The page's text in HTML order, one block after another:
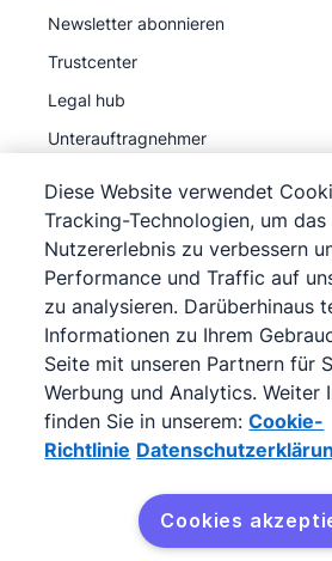
Newsletter abonnieren
Trustcenter
Legal hub
Unterauftragnehmer
©2026Pipedrive
Pipedrive
Nutzungsbedingungen
Pipedrive
Datenschutzerklärung
Impressum
Siteübersicht
Cookie-Richtlinie
Cookie-Präferenzen
Pipedrive ist ein webbasiertes
Diese Website verwendet
Tracking-Technologien, um das
Nutzererlebnis zu verbessern
Performance und Traffic auf
zu analysieren. Darüberhinaus
Informationen zu Ihrem
Seite mit unseren Partnern für
Werbung und Analytics. Weiter
finden Sie in unserem: Cookie-
Richtlinie
Cookies